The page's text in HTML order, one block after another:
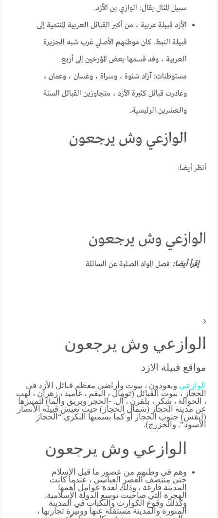
سبيل المثال يقال: الوازي بن الأزد.
الأزد قبيلة عربية ، من أكبر القبائل العربية المنتمية إلى
قبيلة النبط. كان موطنهم الأصلي غرب شبه الجزيرة
العربية ، وقد قسمها بعض المؤرخين إلى أربع
مستوطنات: آزاد شنوة ، وسراة ، وغسان ، وعمان ،
وغادرت قبائل كثيرة الأزد ، متجاوزين القبائل الستة
والعشرين الرئيسية.
الوازعي وش يرجعون
أنظر أيضا:
الوازعي وش يرجعون
إقرأ أيضا: فصل المواد الصلبة عن السائلة
الوازعي وش يرجعون
مواقع قبيلة الازد
الوازعي ويعودون ، بيوت وأراضي معظم قبائل الأزد في
الحجاز ، بيوت القبائل (ثومال ، البقم ، غاميد ، زهران ، لهب
، الحوالة ، شكر ، بلقرن ، آل. -الحجر وبريق وألما) لتمييزها
عن مدينة الحجاز (شمال الحجاز) حيث تعيش قبيلة الأنصار
(إيفس) جنوب الحجاز أو كما يسميها البكري “الحجاز
الأسود”. والخزرج).
الوازعي وش يرجعون
وهم في وطنهم من عصور ما قبل الإسلام
حتى منتصف العصر العباسي ، عندما كانت
المدينة فارغة ، وذلك لعدة عوامل أهمها
الهجرة التي صاحبت توسع الدولة الإسلامية.
وكذلك وقوع الكوارث والنكبات في المدينة
المنورة والمدينة مستقلة عنها ووتيرة تجاربها ،